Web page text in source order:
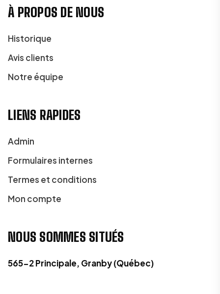
À PROPOS DE NOUS
Historique
Avis clients
Notre équipe
LIENS RAPIDES
Admin
Formulaires internes
Termes et conditions
Mon compte
NOUS SOMMES SITUÉS
565-2 Principale, Granby (Québec)